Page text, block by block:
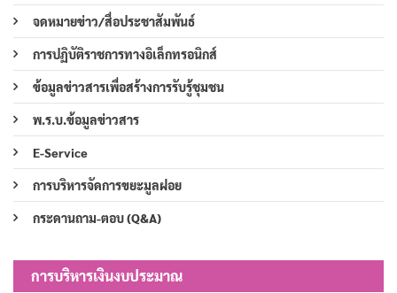
จดหมายข่าว/สื่อประชาสัมพันธ์
การปฏิบัติราชการทางอิเล็กทรอนิกส์
ข้อมูลข่าวสารเพื่อสร้างการรับรู้ชุมชน
พ.ร.บ.ข้อมูลข่าวสาร
E-Service
การบริหารจัดการขยะมูลฝอย
กระดานถาม-ตอบ (Q&A)
การบริหารเงินงบประมาณ